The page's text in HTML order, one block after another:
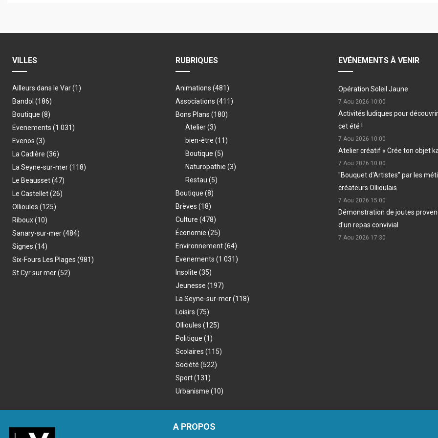
VILLES
Ailleurs dans le Var(1)
Bandol (186)
Boutique (8)
Evenements (1 031)
Evenos (3)
La Cadière (36)
La Seyne-sur-mer(118)
Le Beausset(47)
Le Castellet(26)
Ollioules (125)
Riboux(10)
Sanary-sur-mer(484)
Signes (14)
Six-Fours Les Plages (981)
St Cyr sur mer(52)
RUBRIQUES
Animations (481)
Associations (411)
Bons Plans (180)
Atelier(3)
bien-être (11)
Boutique (5)
Naturopathie (3)
Restau (5)
Boutique (8)
Brèves (18)
Culture (478)
Économie (25)
Environnement(64)
Evenements (1 031)
Insolite (35)
Jeunesse (197)
La Seyne-sur-mer(118)
Loisirs (75)
Ollioules (125)
Politique (1)
Scolaires (115)
Société (522)
Sport(131)
Urbanisme (10)
EVÉNEMENTS À VENIR
Opération Soleil Jaune
7 Aou 2026 10:00
Activités ludiques pour
cet été !
7 Aou 2026 10:00
Atelier créatif « Crée ton objet
7 Aou 2026 10:00
"Bouquet d'Artistes" par les
créateurs Ollioulais
7 Aou 2026 15:00
Démonstration de joutes
d'un repas convivial
7 Aou 2026 17:30
A PROPOS